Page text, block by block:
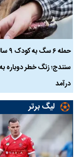
حمله ۶
سنندج؛ زنگ خطر دوباره
درآمد
لیگ برتر